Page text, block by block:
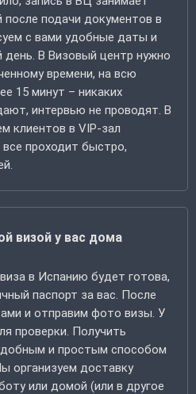
после подачи документов в
с вами удобные даты и
В Визовый центр нужно
времени, на всю
15 минут – никаких
интервью не проводят. В
клиентов в VIP-зал
проходит быстро,
визой у вас дома
в Испанию будет готова,
паспорт за вас. После
и отправим фото визы. У
проверки. Получить
и простым способом
организуем доставку
или домой (или в другое